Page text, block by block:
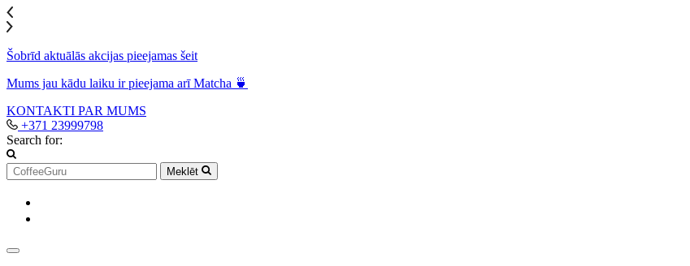
Šobrīd aktuālās akcijas pieejamas šeit
Mums jau kādu laiku ir pieejama arī Matcha 🍵
KONTAKTI PAR MUMS
+371 23999798
Search for:
Meklēt